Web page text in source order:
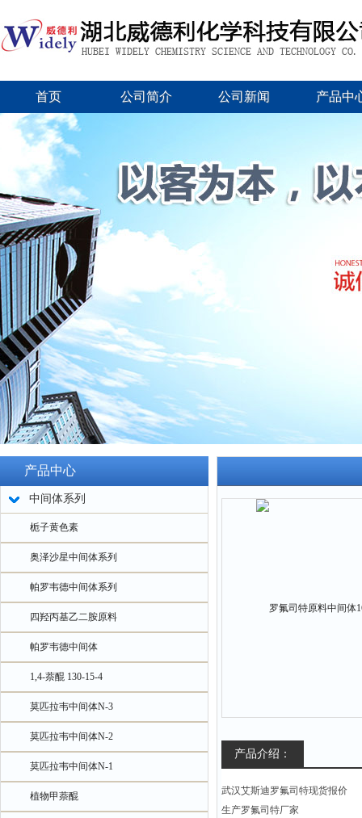
首页 公司简介 公司新闻 产品中
产品中心
中间体系列
栀子黄色素
奥泽沙星中间体系列
帕罗韦德中间体系列
四羟丙基乙二胺原料
帕罗韦德中间体
1,4-萘醌 130-15-4
莫匹拉韦中间体N-3
莫匹拉韦中间体N-2
莫匹拉韦中间体N-1
植物甲萘醌
产品介绍：
武汉艾斯迪罗氟司特现货报价
生产罗氟司特厂家